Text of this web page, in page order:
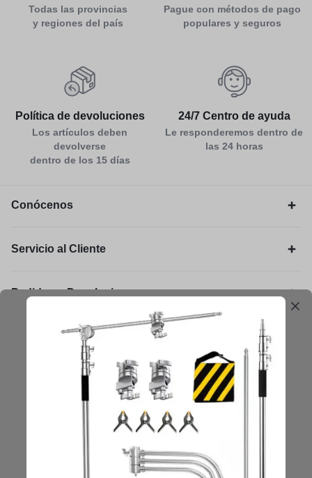
Todas las provincias
y regiones del país
Pague con métodos de pago
populares y seguros
Política de devoluciones
Los artículos deben
devolverse
dentro de los 15 días
24/7 Centro de ayuda
Le responderemos dentro de
las 24 horas
Conócenos
Servicio al Cliente
Pedidos y Devoluciones
Mantengámonos en contacto
Obtenga consejos, sugerencias, actualizaciones y más.
Mantenerse en Contacto